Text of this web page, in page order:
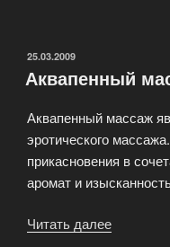
ОПУБЛИКОВАНО
25.03.2009
Аквапенный
Аквапенный массаж
эротического
прикасновения в
аромат и
Читать далее